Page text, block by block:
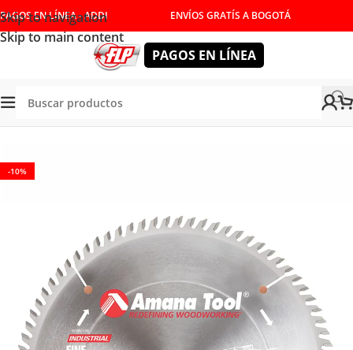
Skip to navigation
Skip to main content
PAGOS EN LÍNEA - ADDI ENVÍOS GRATÍS A BOGOTÁ
PAGOS EN LÍNEA
DE CORTE MADECOR
-10%